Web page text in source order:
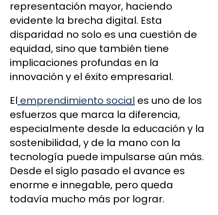
representación mayor, haciendo
evidente la brecha digital. Esta
disparidad no solo es una cuestión de
equidad, sino que también tiene
implicaciones profundas en la
innovación y el éxito empresarial.
El emprendimiento social es uno de los
esfuerzos que marca la diferencia,
especialmente desde la educación y la
sostenibilidad, y de la mano con la
tecnología puede impulsarse aún más.
Desde el siglo pasado el avance es
enorme e innegable, pero queda
todavía mucho más por lograr.